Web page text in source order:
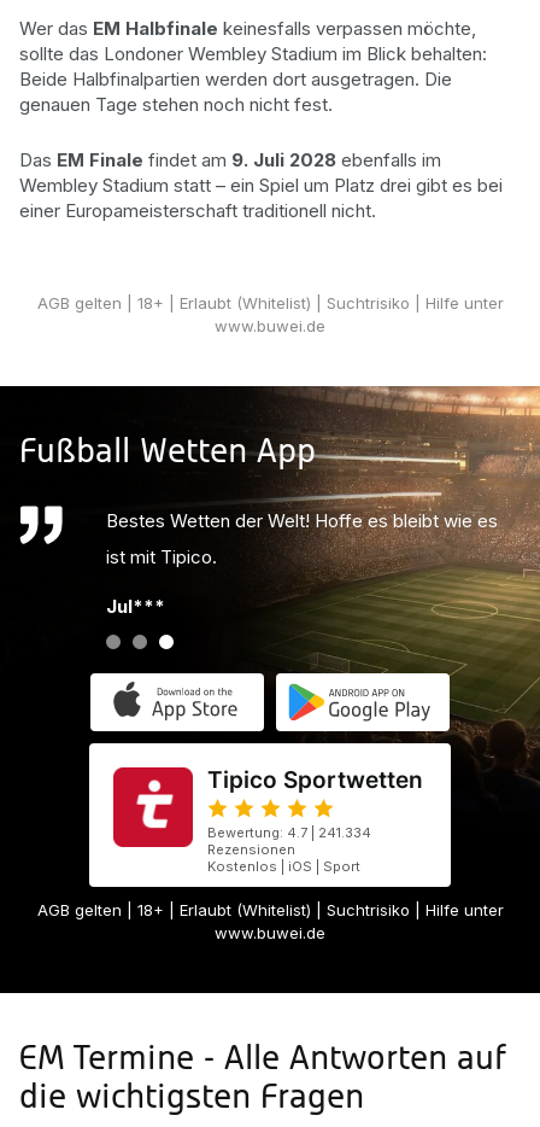
Wer das EM Halbfinale keinesfalls verpassen möchte,
sollte das Londoner Wembley Stadium im Blick behalten:
Beide Halbfinalpartien werden dort ausgetragen. Die
genauen Tage stehen noch nicht fest.
Das EM Finale findet am 9. Juli 2028 ebenfalls im
Wembley Stadium statt – ein Spiel um Platz drei gibt es bei
einer Europameisterschaft traditionell nicht.
AGB gelten | 18+ | Erlaubt (Whitelist) | Suchtrisiko | Hilfe unter
www.buwei.de
Fußball Wetten App
Bestes Wetten der Welt! Hoffe es bleibt wie es
ist mit Tipico.
Jul***
Tipico Sportwetten
Bewertung: 4.7 | 241.334
Rezensionen
Kostenlos | iOS | Sport
AGB gelten | 18+ | Erlaubt (Whitelist) | Suchtrisiko | Hilfe unter
www.buwei.de
EM Termine - Alle Antworten auf
die wichtigsten Fragen